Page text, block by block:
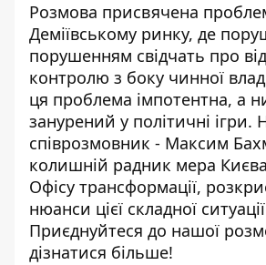
Розмова присвячена
Деміївському ринку, де
порушенням свідчать про
контролю з боку чинної
ця проблема імпотентна, а
занурений у політичні ігри.
співрозмовник - Максим
колишній радник мера
Офісу трансформації,
нюанси цієї складної
Приєднуйтеся до нашої
дізнатися більше!